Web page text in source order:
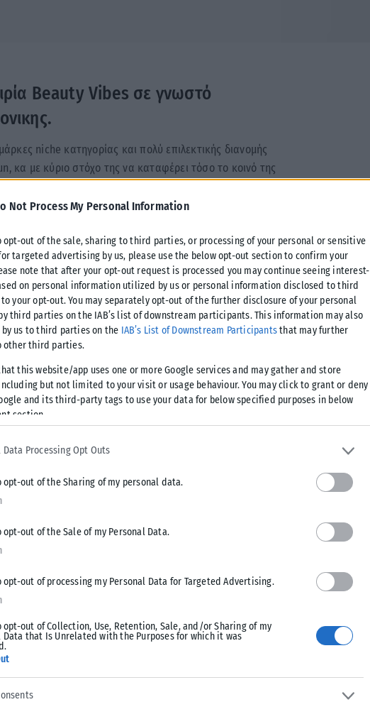
Not Process My Personal Information
opt-out of the sale, sharing to third parties, or processing of your personal or sensitive
targeted advertising by us, please use the below opt-out section to confirm your
note that after your opt-out request is processed you may continue seeing interest-
on personal information utilized by us or personal information disclosed to third
your opt-out. You may separately opt-out of the further disclosure of your personal
third parties on the IAB’s list of downstream participants. This information may also
by us to third parties on the IAB’s List of Downstream Participantsthat may further
other third parties.
this website/app uses one or more Google services and may gather and store
but not limited to your visit or usage behaviour. You may click to grant or deny
and its third-party tags to use your data for below specified purposes in below
section.
Data Processing Opt Outs
opt-out of the Sharing of my personal data.
opt-out of the Sale of my Personal Data.
opt-out of processing my Personal Data for Targeted Advertising.
opt-out of Collection, Use, Retention, Sale, and/or Sharing of my
Data that Is Unrelated with the Purposes for which it was
Beauty Vibes σε γνωστό
niche κατηγορίας και πολύ επιλεκτικής διανομής
κα με κύριο στόχο της να καταφέρει τόσο το κοινό της
κοντά με τα προΐοντα των παραπάνω οίκων.
Τζωρτζίνα Καρνέση τόνισε:
επιλεκτικής διανομής όπως είναι η Molton brown, l’occitane,
στον κόσμο της Βόρειας Ελλάδας τους
αρκετα χρόνια και τελευταία αναπτύσονται και στην
της Βορείου Ελλάδος και της Θεσσαλονίκης να έρθει πιο
καινοτομικά προΐοντα των Διεθνών μάρκων μας. Η
που εξειδικεύονται στον χωρο των καλλυντικών».
γεύμα στο οποίο οι ενδιαφερόμενοι είχαν την
Vibes.